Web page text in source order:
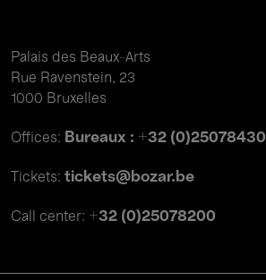
Palais des Beaux-Arts
Rue Ravenstein, 23
1000 Bruxelles
Offices: Bureaux : +32 (0)25078430
Tickets: tickets@bozar.be
Call center: +32 (0)25078200